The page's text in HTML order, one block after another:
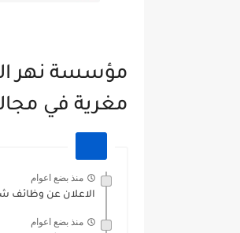
مؤسسة نهر
مغرية في
منذ بضع اعوام
الاعلان عن وظائف
منذ بضع اعوام